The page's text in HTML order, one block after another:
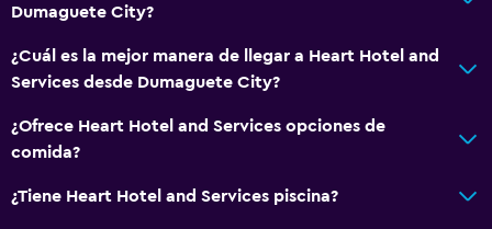
Accesibilidad y adecuación
Para no fumadores
Plantas superiores accesibles por escaleras
Áreas designadas para fumadores
Dumaguete City?
¿Cuál es la mejor manera de llegar a Heart Hotel and
Services desde Dumaguete City?
¿Ofrece Heart Hotel and Services opciones de
comida?
¿Tiene Heart Hotel and Services piscina?